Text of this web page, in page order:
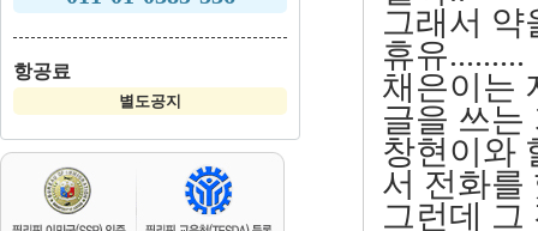
항공료
별도공지
그래서 약
휴유.........
채은이는
글을 쓰는
창현이와
서 전화를
그런데 그